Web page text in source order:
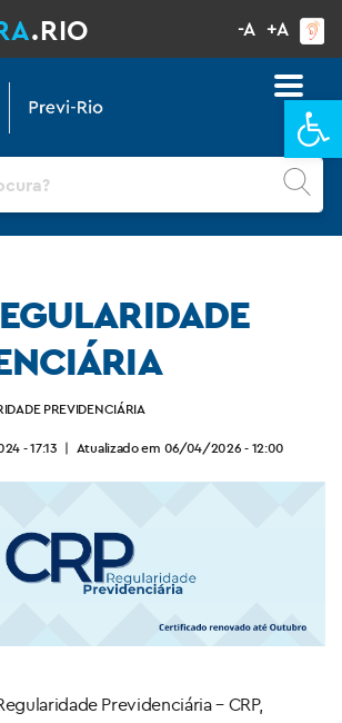
.RIO -A +A
PREVIDENCIÁRIA
- 17:13 | Atualizado em 06/04/2026 - 12:00
Previdenciária – CRP,